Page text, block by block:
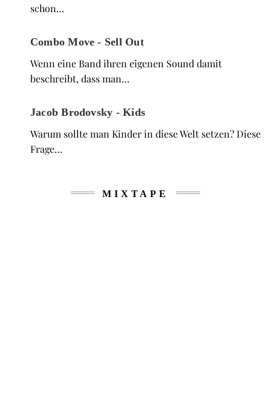
schon…
Combo Move - Sell Out
Wenn eine Band ihren eigenen Sound damit
beschreibt, dass man…
Jacob Brodovsky - Kids
Warum sollte man Kinder in diese Welt setzen? Diese
Frage…
MIXTAPE